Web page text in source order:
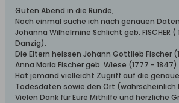
Guten Abend in die Runde,
Noch einmal suche ich nach genauen
Johanna Wilhelmine Schlicht geb. FISCHER (
Danzig).
Die Eltern heissen Johann Gottlieb Fischer
Anna Maria Fischer geb. Wiese (1777 - 1847).
Hat jemand vielleicht Zugriff auf die
Todesdaten sowie den Ort (wahrscheinlich
Vielen Dank für Eure Mithilfe und herzliche